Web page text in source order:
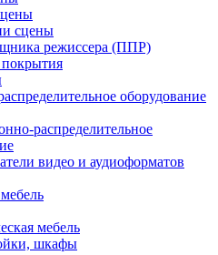
сцены
режиссера (ППР)
оборудование
распределительное
видео и аудиоформатов
мебель
шкафы